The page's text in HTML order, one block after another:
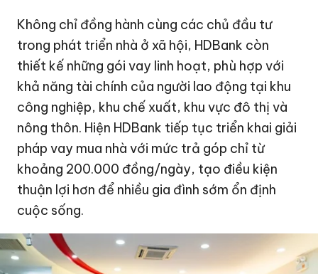
Không chỉ đồng hành cùng các chủ đầu tư
trong phát triển nhà ở xã hội, HDBank còn
thiết kế những gói vay linh hoạt, phù hợp với
khả năng tài chính của người lao động tại khu
công nghiệp, khu chế xuất, khu vực đô thị và
nông thôn. Hiện HDBank tiếp tục triển khai giải
pháp vay mua nhà với mức trả góp chỉ từ
khoảng 200.000 đồng/ngày, tạo điều kiện
thuận lợi hơn để nhiều gia đình sớm ổn định
cuộc sống.